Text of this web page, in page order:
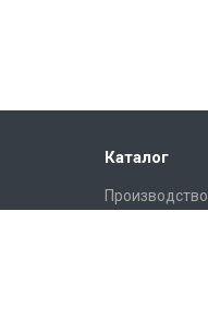
Каталог
Производство